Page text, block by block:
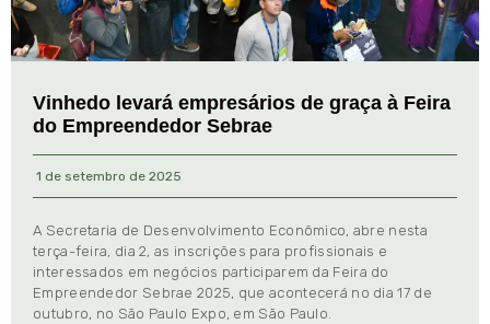
Vinhedo levará empresários de graça à Feira
do Empreendedor Sebrae
1 de setembro de 2025
A Secretaria de Desenvolvimento Econômico, abre nesta
terça-feira, dia 2, as inscrições para profissionais e
interessados em negócios participarem da Feira do
Empreendedor Sebrae 2025, que acontecerá no dia 17 de
outubro, no São Paulo Expo, em São Paulo.